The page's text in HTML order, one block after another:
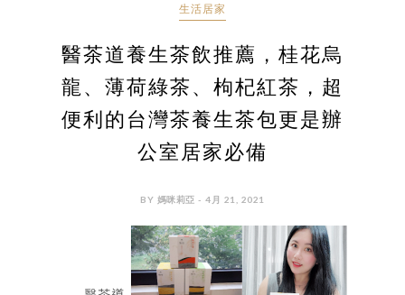
生活居家
醫茶道養生茶飲推薦，桂花烏
龍、薄荷綠茶、枸杞紅茶，超
便利的台灣茶養生茶包更是辦
公室居家必備
BY 媽咪莉亞 - 4月 21, 2021